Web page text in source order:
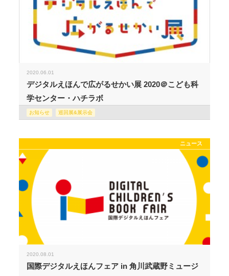
2020.06.01
デジタルえほんで広がるせかい展 2020＠こども科
学センター・ハチラボ
お知らせ 巡回展&展示会
ニュース
2020.08.01
国際デジタルえほんフェア in 角川武蔵野ミュージ